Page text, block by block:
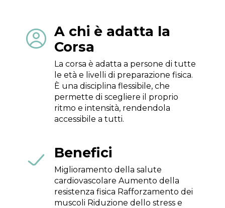
 A chi è adatta la
Corsa
La corsa è adatta a persone di tutte
le età e livelli di preparazione fisica.
È una disciplina flessibile, che
permette di scegliere il proprio
ritmo e intensità, rendendola
accessibile a tutti.
 Benefici
Miglioramento della salute
cardiovascolare Aumento della
resistenza fisica Rafforzamento dei
muscoli Riduzione dello stress e